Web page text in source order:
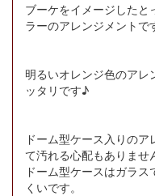
ブーケをイメージしたと
ラーのアレンジメントで
明るいオレンジ色のア
ッタリです♪
ドーム型ケース入りの
て汚れる心配もありませ
ドーム型ケースはガラ
くいです。